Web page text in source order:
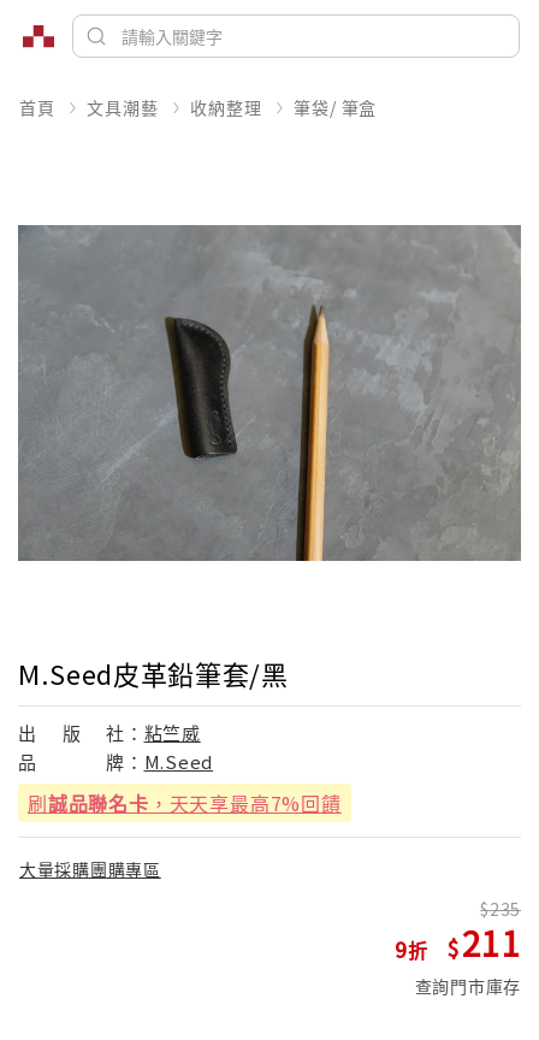
首頁 文具潮藝 收納整理 筆袋/ 筆盒
M.Seed皮革鉛筆套/黑
出 版 社： 粘竺威
品
牌： M.Seed
刷誠品聯名卡 ，天天享最高7%回饋
大量採購團購專區
9
235
211
查詢門市庫存